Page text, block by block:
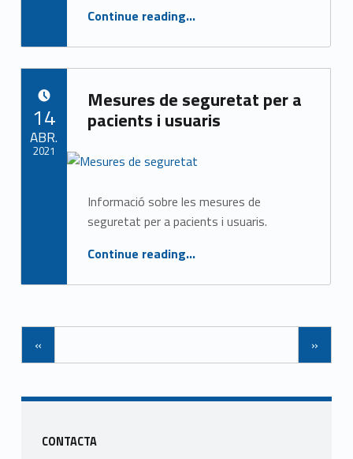
Continue reading“Què és un test antigènic ràpid (TAR)?”
…
Mesures de seguretat per a
pacients i usuaris
Informació sobre les mesures de
seguretat per a pacients i usuaris.
Continue reading“Mesures de seguretat per a pacients i usuaris”
…
14
ABR.
2021
Posts Navigation
« »
Sidebar
CONTACTA